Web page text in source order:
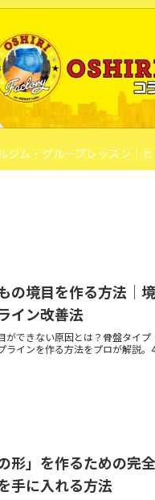
ジム・グループレッスン｜
の境目を作る方法｜
イン改善法
ができない原因とは？骨盤タイプ
ラインを作る方法をプロが解説
形」を作るための完
手に入れる方法